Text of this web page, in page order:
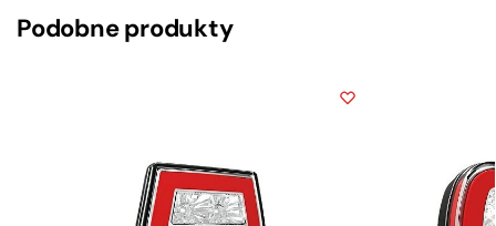
Podobne produkty